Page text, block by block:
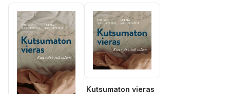
Kutsumaton vieras